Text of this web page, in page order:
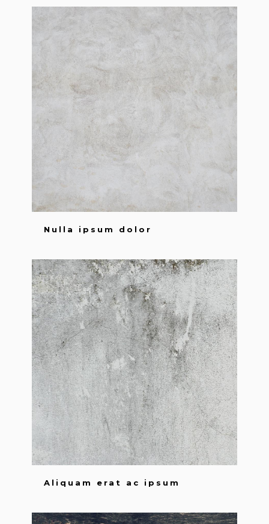
Nulla ipsum dolor
Aliquam erat ac ipsum